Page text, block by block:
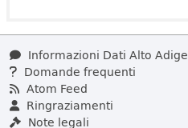
Informazioni Dati Alto Adige
Domande frequenti
Atom Feed
Ringraziamenti
Note legali